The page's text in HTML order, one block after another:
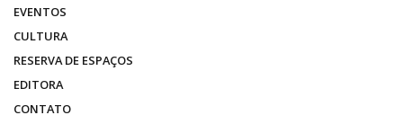
EVENTOS
CULTURA
RESERVA DE ESPAÇOS
EDITORA
CONTATO